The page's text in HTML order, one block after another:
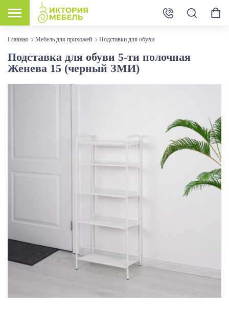
Главная Мебель для прихожей Подставки для обуви
Подставка для обуви 5-ти полочная
Женева 15 (черный ЗМИ)